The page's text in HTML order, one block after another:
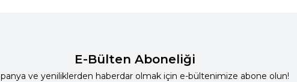
E-Bülten Aboneliği
ve yeniliklerden haberdar olmak için e-bültenimize abone olun!